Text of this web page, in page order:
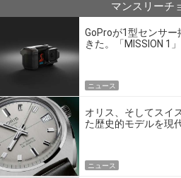
マンスリーチ
GoProが1型センサ
きた。「MISSION 1
ニュース
オリス、そしてスイ
た歴史的モデルを現
ニュース